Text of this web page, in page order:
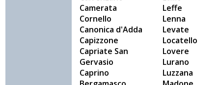
Camerata
Cornello
Canonica d'Adda
Capizzone
Capriate San
Gervasio
Caprino
Leffe
Lenna
Levate
Locatello
Lovere
Lurano
Luzzana